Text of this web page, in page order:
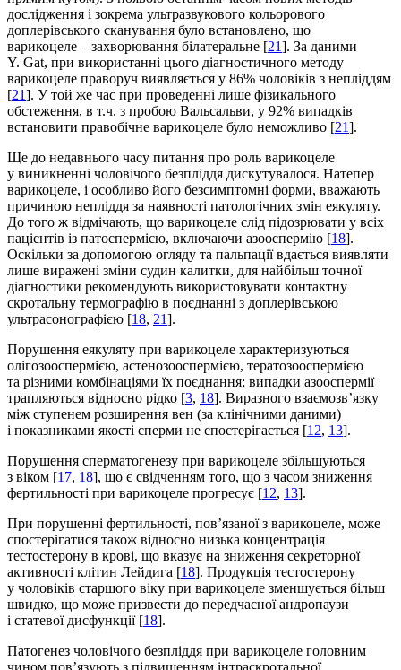
дослідження і зокрема ультразвукового кольорового
доплерівського сканування було встановлено, що
варикоцеле – захворювання білатеральне [21]. За даними
Y. Gat, при використанні цього діагностичного методу
варикоцеле праворуч виявляється у 86% чоловіків з непліддям
[21]. У той же час при проведенні лише фізикального
обстеження, в т.ч. з пробою Вальсальви, у 92% випадків
встановити правобічне варикоцеле було неможливо [21].
Ще до недавнього часу питання про роль варикоцеле
у виникненні чоловічого безпліддя дискутувалося. Натепер
варикоцеле, і особливо його безсимптомні форми, вважають
причиною непліддя за наявності патологічних змін еякуляту.
До того ж відмічають, що варикоцеле слід підо­зрювати у всіх
пацієнтів із патоспермією, включаючи азооспермію [18].
Оскільки за допомогою огляду та пальпації вдається виявляти
лише виражені зміни судин калитки, для найбільш точної
діагностики рекомендують використовувати контактну
скротальну термографію в поєднанні з доплерівською
ультрасонографією [18, 21].
Порушення еякуляту при варикоцеле характеризуються
олігозооспермією, астенозооспермією, тератозооспермією
та різними комбінаціями їх поєднання; випадки азооспермії
трапляються відносно рідко [3, 18]. Виразного взаємозв’язку
між ступенем розширення вен (за клінічними даними)
і показниками якості сперми не спостерігається [12, 13].
Порушення сперматогенезу при варикоцеле збільшуються
з віком [17, 18], що є свідченням того, що з часом зниження
фертильності при варикоцеле прогресує [12, 13].
При порушенні фертильності, пов’язаної з варикоцеле, може
спостерігатися також відносно низька концентрація
тестостерону в крові, що вказує на зниження секреторної
активності клітин Лейдига [18]. Продукція тестостерону
у чоловіків старшого віку при варикоцеле зменшується більш
швидко, що може призвести до передчасної андропаузи
і статевої дисфункції [18].
Патогенез чоловічого безпліддя при варикоцеле головним